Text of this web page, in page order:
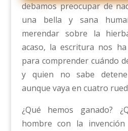
debamos preocupar de
una bella y sana
merendar sobre la
acaso, la escritura nos
para comprender cuándo
y quien no sabe
aunque vaya en cuatro
¿Qué hemos ganado?
hombre con la